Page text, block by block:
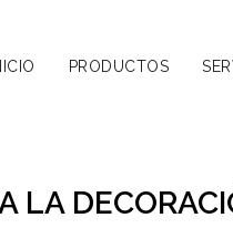
PRODUCTOS
LA